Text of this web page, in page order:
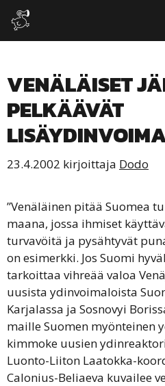
Siirry
sisältöön
VENÄLÄISET
PELKÄÄVÄT
23.4.2002 kirjoittaja Dodo
”Venäläinen pitää Suomea
maana, jossa ihmiset
turvavöitä ja pysähtyvät
on esimerkki. Jos Suomi
tarkoittaa vihreää valoa
uusista ydinvoimaloista
Karjalassa ja Sosnovyi
maille Suomen myönteinen
kimmoke uusien
Luonto-Liiton Laatokka-
Calonius-Beliaeva kuvailee